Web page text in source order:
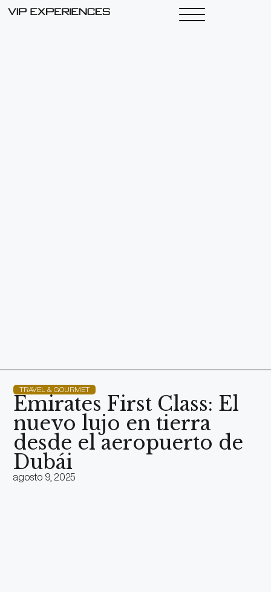
TRAVEL & GOURMET
Emirates First Class: El
nuevo lujo en tierra
desde el aeropuerto de
Dubái
agosto 9, 2025